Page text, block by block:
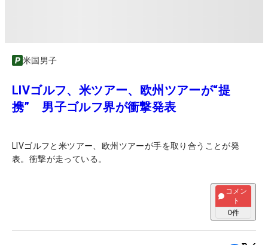
米国男子
LIVゴルフ、米ツアー、欧州ツアーが“提
携” 男子ゴルフ界が衝撃発表
LIVゴルフと米ツアー、欧州ツアーが手を取り合うことが発
表。衝撃が走っている。
コメン
ト
0件